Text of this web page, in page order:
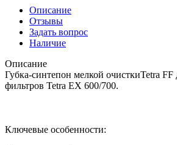
Описание
Отзывы
Задать вопрос
Наличие
Описание
Губка-синтепон мелкой очисткиTetra
фильтров Tetra EX 600/700.
Ключевые особенности: